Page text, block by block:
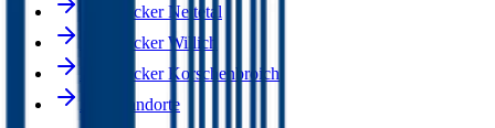
Dachdecker Nettetal
Dachdecker Willich
Dachdecker Korschenbroich
Alle Standorte